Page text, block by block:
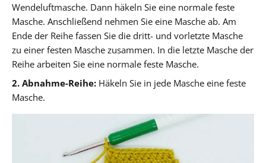
Wendeluftmasche. Dann häkeln Sie eine normale feste
Masche. Anschließend nehmen Sie eine Masche ab. Am
Ende der Reihe fassen Sie die dritt- und vorletzte Masche
zu einer festen Masche zusammen. In die letzte Masche der
Reihe arbeiten Sie eine normale feste Masche.
2. Abnahme-Reihe: Häkeln Sie in jede Masche eine feste
Masche.